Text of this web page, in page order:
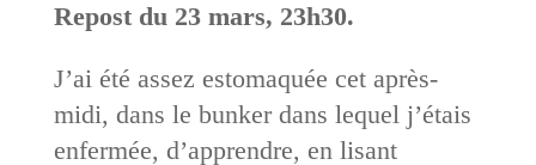
Repost du 23 mars, 23h30.
J’ai été assez estomaquée cet après-
midi, dans le bunker dans lequel j’étais
enfermée, d’apprendre, en lisant